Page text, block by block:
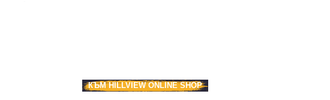
КЪМ HILLVIEW ONLINE SHOP